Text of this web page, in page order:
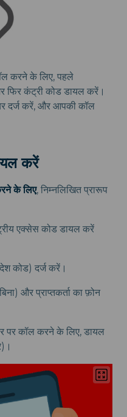
करने के लिए, पहले
फिर कंट्री कोड डायल करें।
दर्ज करें, और आपकी कॉल
करें
के लिए, निम्नलिखित प्रारूप
एक्सेस कोड डायल करें
कोड) दर्ज करें।
और प्राप्तकर्ता का फ़ोन
पर कॉल करने के लिए, डायल